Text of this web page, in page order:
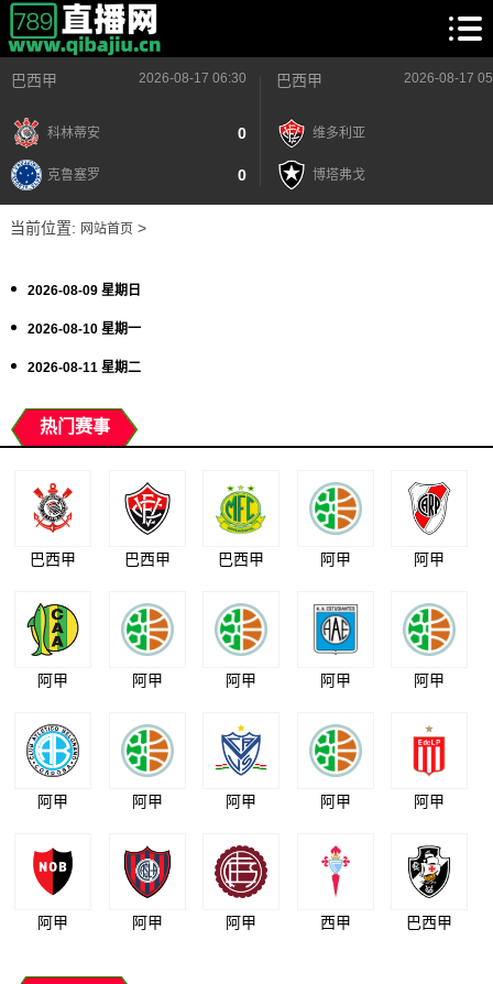
巴西甲 2026-08-17 06:30
科林蒂安 0
克鲁塞罗 0
巴西甲 2026-08-17
维多利亚
博塔弗戈
当前位置: 网站首页>
2026-08-09 星期日
2026-08-10 星期一
2026-08-11 星期二
热门赛事
巴西甲 巴西甲 巴西甲 阿甲 阿甲
阿甲 阿甲 阿甲 阿甲 阿甲
阿甲 阿甲 阿甲 阿甲 阿甲
阿甲 阿甲 阿甲 西甲 巴西甲